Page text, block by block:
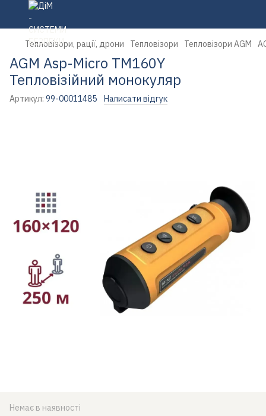
Тепловізори, рації, дрони Тепловізори Тепловізори AGM
AGM Asp-Micro TM160Y
Тепловізійний монокуляр
Артикул: 99-00011485 Написати відгук
Немає в наявності